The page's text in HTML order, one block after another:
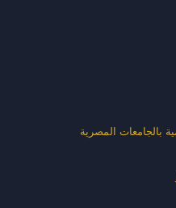
بالجامعات المصرية